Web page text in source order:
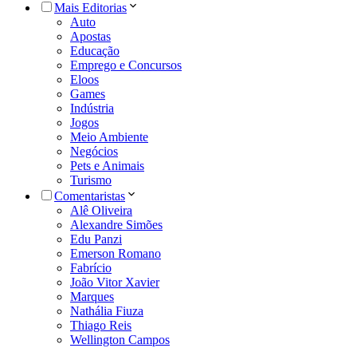
Mais Editorias
Auto
Apostas
Educação
Emprego e Concursos
Eloos
Games
Indústria
Jogos
Meio Ambiente
Negócios
Pets e Animais
Turismo
Comentaristas
Alê Oliveira
Alexandre Simões
Edu Panzi
Emerson Romano
Fabrício
João Vitor Xavier
Marques
Nathália Fiuza
Thiago Reis
Wellington Campos